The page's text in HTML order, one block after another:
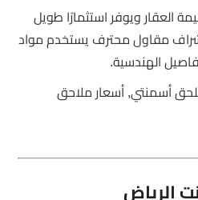
العقار ويوفر استثمارًا طويل
مقاول محترف يستخدم مواد
الهندسية.
أسمنتي, أسعار ملاحق
الرياض